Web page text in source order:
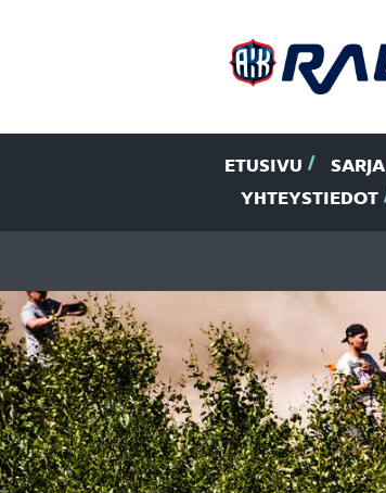
ETUSIVU SARJA
YHTEYSTIEDOT